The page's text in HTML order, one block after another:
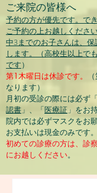
ご来院の皆様へ
予約の方が優先です。で
ご予約の上お越しくださ
中3までのお子さんは、
します。（高校生以上で
です）
第1木曜日は休診です。
なります）
月初の受診の際には必ず「
認書 」、「医療証 」をお
院内では必ずマスクをお
お支払いは現金のみです。
初めての診療の方は、診
にお越しください。